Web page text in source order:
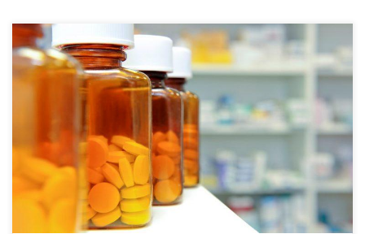
Niedawne badania przeprowadzone na dorosłych bliźniętach
sugerują, że stosowanie konopi w jakimkolwiek wieku nie ma
wpływu na inteligencję. Badanie, w których jedno z bliźniąt
stosowało konopie przez dłuższy czas, a drugie wcale,
przeprowadzone przez Narodową Akademię Nauki w USA
stwierdziło, że konopia nie ma negatywnego wpływu na
inteligencję, w tym […]